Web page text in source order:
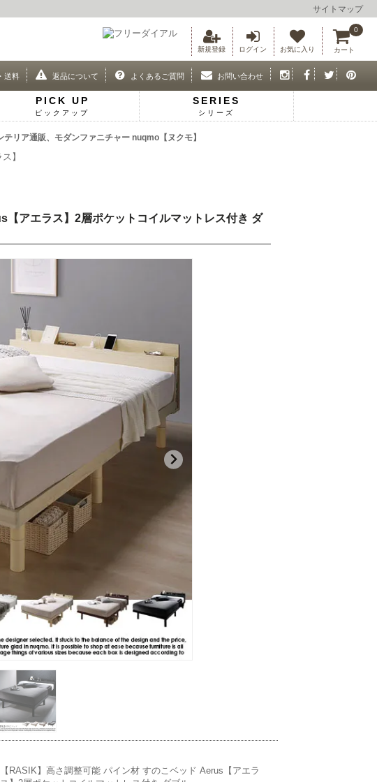
サイトマップ
新規登録 ログイン お気に入り カート
0
送料 返品について よくあるご質問 お問い合わせ
PICK UP
ピックアップ
SERIES
シリーズ
リア通販、モダンファニチャー nuqmo【ヌクモ】
】
【アエラス】2層ポケットコイルマットレス付き ダ
【RASIK】高さ調整可能 パイン材 すのこベッド Aerus【アエラ